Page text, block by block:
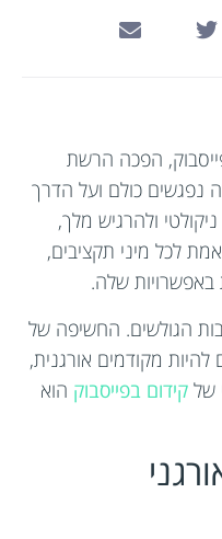
הפכה הרשת
כולם ועל הדרך
ולהרגיש מלך,
לכל מיני תקציבים,
באפשרויות שלה.
הגולשים. החשיפה של
מקודמים אורגנית,
של קידום בפייסבוק הוא